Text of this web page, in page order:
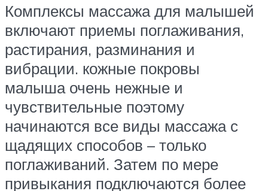
Комплексы массажа для малышей
включают приемы поглаживания,
растирания, разминания и
вибрации. кожные покровы
малыша очень нежные и
чувствительные поэтому
начинаются все виды массажа с
щадящих способов – только
поглаживаний. Затем по мере
привыкания подключаются более